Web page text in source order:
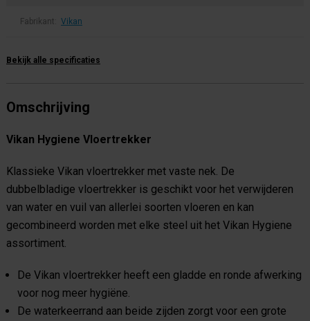
Fabrikant: Vikan
Bekijk alle specificaties
Omschrijving
Vikan Hygiene Vloertrekker
Klassieke Vikan vloertrekker met vaste nek. De
dubbelbladige vloertrekker is geschikt voor het verwijderen
van water en vuil van allerlei soorten vloeren en kan
gecombineerd worden met elke steel uit het Vikan Hygiene
assortiment.
De Vikan vloertrekker heeft een gladde en ronde afwerking
voor nog meer hygiëne.
De waterkeerrand aan beide zijden zorgt voor een grote